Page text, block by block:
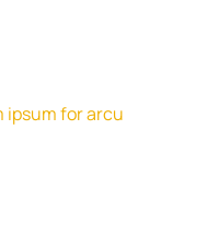
ipsum for arcu